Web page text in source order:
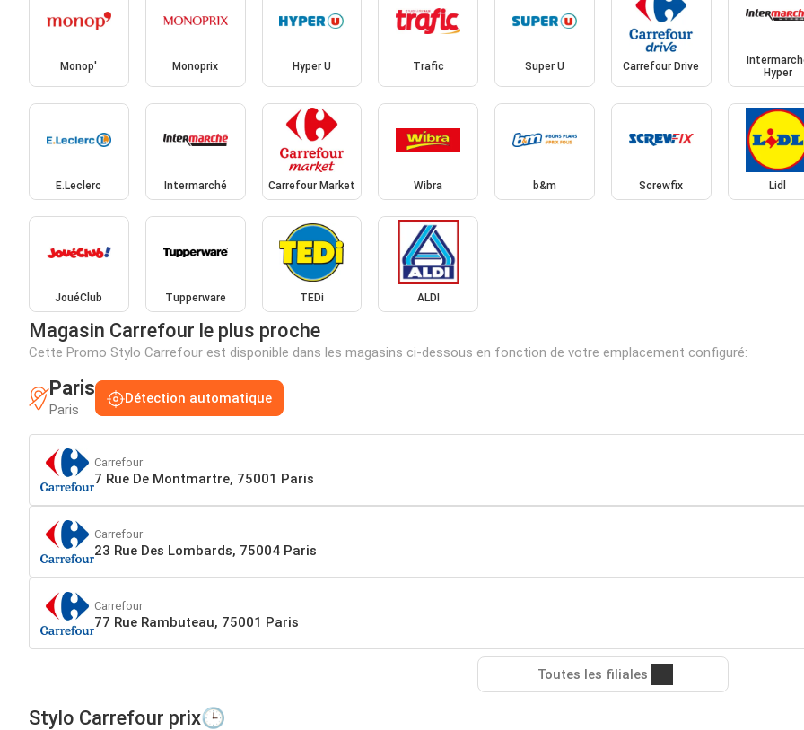
Monop' Monoprix Hyper U Trafic Super U Carrefour Drive
Hyper
E.Leclerc Intermarché Carrefour Market Wibra b&m Screwfix Lidl
JouéClub Tupperware TEDi ALDI
Magasin Carrefour le plus proche
Cette Promo Stylo Carrefour est disponible dans les magasins ci-dessous en fonction de votre emplacement configuré:
Paris
Paris
Détection automatique
Carrefour
7 Rue De Montmartre, 75001 Paris
Carrefour
23 Rue Des Lombards, 75004 Paris
Carrefour
77 Rue Rambuteau, 75001 Paris
Toutes les filiales
Stylo Carrefour prix🕒